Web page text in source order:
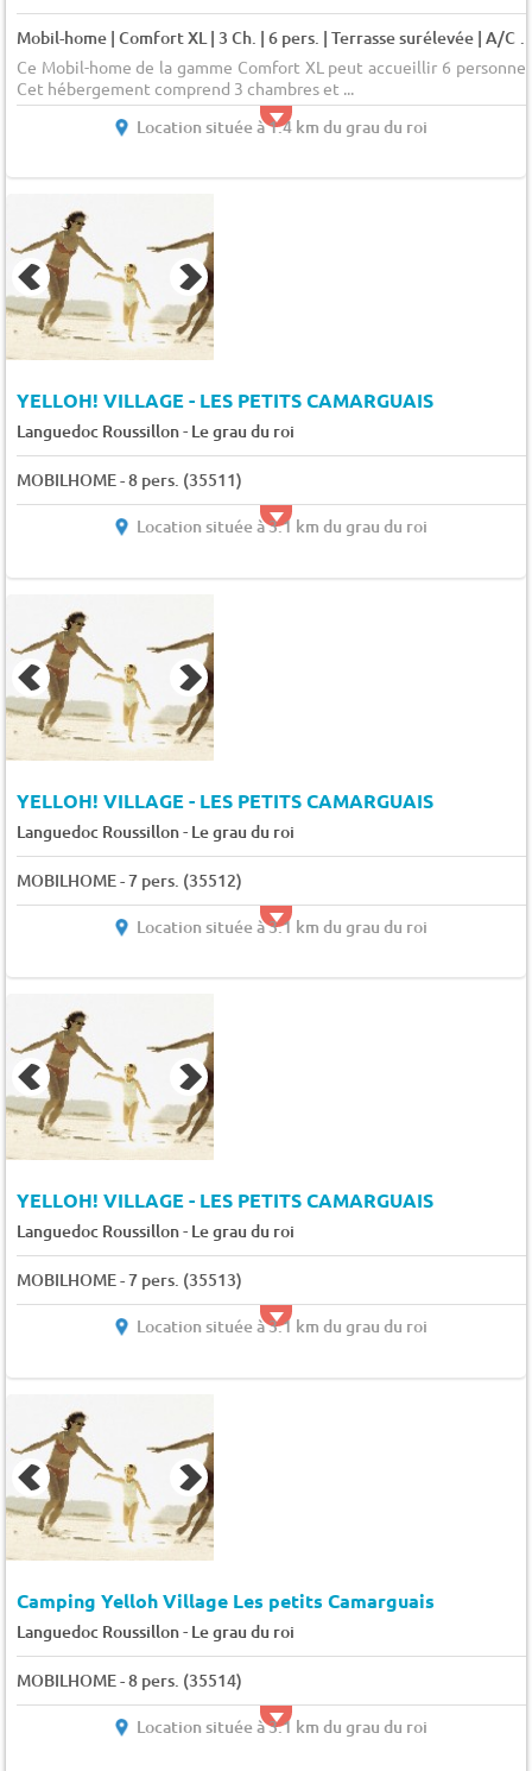
Ce Mobil-home de la gamme Comfort XL peut accueillir 6
Cet hébergement comprend 3 chambres et ...
Location située à 1.4 km du grau du roi
YELLOH! VILLAGE - LES PETITS CAMARGUAIS
Languedoc Roussillon- Le grau du roi
MOBILHOME - 8 pers. (35511)
Location située à 3.1 km du grau du roi
YELLOH! VILLAGE - LES PETITS CAMARGUAIS
Languedoc Roussillon- Le grau du roi
MOBILHOME - 7 pers. (35512)
Location située à 3.1 km du grau du roi
YELLOH! VILLAGE - LES PETITS CAMARGUAIS
Languedoc Roussillon- Le grau du roi
MOBILHOME - 7 pers. (35513)
Location située à 3.1 km du grau du roi
Camping Yelloh Village Les petits Camarguais
Languedoc Roussillon- Le grau du roi
MOBILHOME - 8 pers. (35514)
Location située à 3.1 km du grau du roi